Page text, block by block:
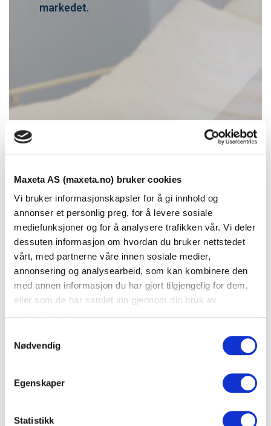
Maxeta AS (maxeta.no) bruker cookies
Vi bruker informasjonskapsler for å gi innhold og
annonser et personlig preg, for å levere sosiale
mediefunksjoner og for å analysere trafikken vår. Vi deler
dessuten informasjon om hvordan du bruker nettstedet
vårt, med partnerne våre innen sosiale medier,
annonsering og analysearbeid, som kan kombinere den
med annen informasjon du har gjort tilgjengelig for dem,
eller som de har samlet inn gjennom din bruk av
Nødvendig
Egenskaper
Statistikk
markedet.
Se kontaktpersoner
Florence
sykeromspaneler
Medisinske
opphengsskinner og
tilbehør
Operasjonssøyler Belysning